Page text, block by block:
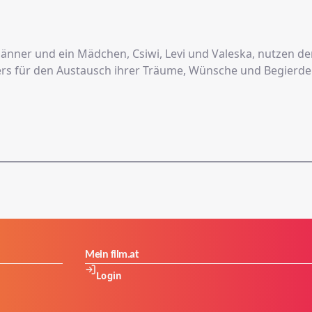
nutzen den Zufall
eines Sommers für den Austausch ihrer Träume, Wünsche und
Mein film.at
Login